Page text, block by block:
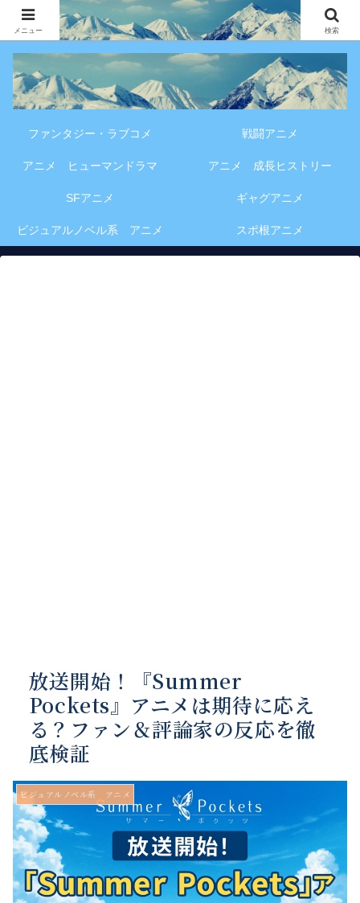
アニメ・漫画・VOD作品の見どころ、配信情報、登場人物や物語の考察を、作
品別・ジャンル別に分かりやすく紹介する専門ブログです。
ファンタジー・ラブコメ 戦闘アニメ
アニメ ヒューマンドラマ アニメ 成長ヒストリー
SFアニメ ギャグアニメ
ビジュアルノベル系 アニメ スポ根アニメ
放送開始！『Summer
Pockets』アニメは期待に応え
る？ファン＆評論家の反応を徹
底検証
ビジュアルノベル系 アニメ
メニュー 検索